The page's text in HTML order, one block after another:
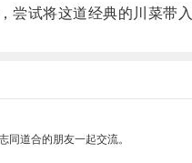
试将这道经典的川菜带入
同道合的朋友一起交流。